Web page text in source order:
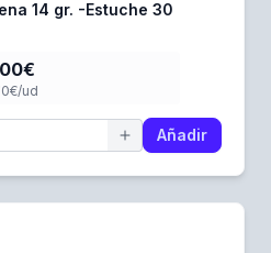
14 gr. -Estuche 30
ud
Añadir